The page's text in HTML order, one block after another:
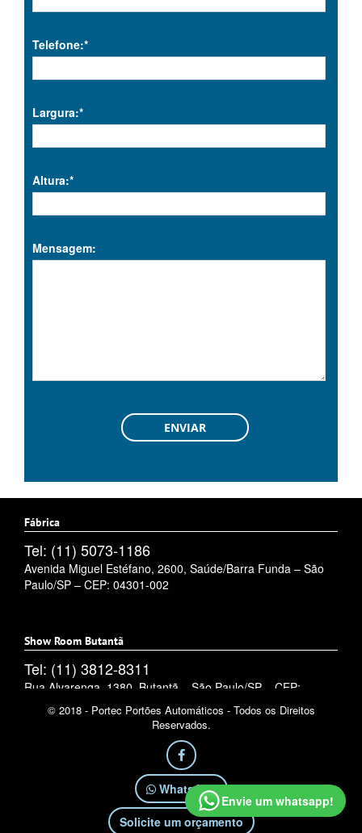
Telefone:*
Largura:*
Altura:*
Mensagem:
Fábrica
Tel: (11) 5073-1186
Avenida Miguel Estéfano, 2600, Saúde/Barra Funda – São
Paulo/SP – CEP: 04301-002
Show Room Butantã
Tel: (11) 3812-8311
Rua Alvarenga, 1380, Butantã – São Paulo/SP – CEP:
05509-002
© 2018 - Portec Portões Automáticos - Todos os Direitos
Reservados.
WhatsApp
Solicite um orçamento
Envie um whatsapp!